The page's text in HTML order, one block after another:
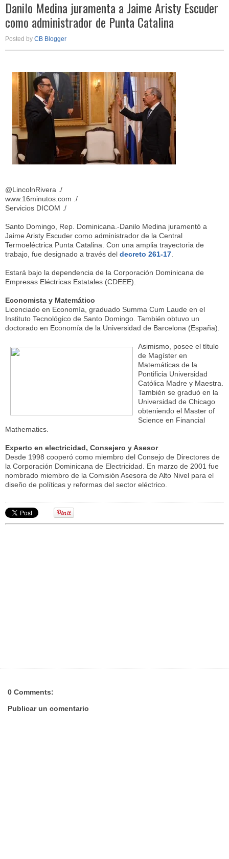
Danilo Medina juramenta a Jaime Aristy Escuder
como administrador de Punta Catalina
Posted by CB Blogger
@LincolnRivera ./
www.16minutos.com ./
Servicios DICOM ./
Santo Domingo, Rep. Dominicana.-Danilo Medina juramentó a
Jaime Aristy Escuder como administrador de la Central
Termoeléctrica Punta Catalina. Con una amplia trayectoria de
trabajo, fue designado a través del decreto 261-17.
Estará bajo la dependencia de la Corporación Dominicana de
Empresas Eléctricas Estatales (CDEEE).
Economista y Matemático
Licenciado en Economía, graduado Summa Cum Laude en el
Instituto Tecnológico de Santo Domingo. También obtuvo un
doctorado en Economía de la Universidad de Barcelona (España).
Asimismo, posee el título
de Magíster en
Matemáticas de la
Pontificia Universidad
Católica Madre y Maestra.
También se graduó en la
Universidad de Chicago
obteniendo el Master of
Science en Financial
Mathematics.
Experto en electricidad, Consejero y Asesor
Desde 1998 cooperó como miembro del Consejo de Directores de
la Corporación Dominicana de Electricidad. En marzo de 2001 fue
nombrado miembro de la Comisión Asesora de Alto Nivel para el
diseño de políticas y reformas del sector eléctrico.
0 Comments:
Publicar un comentario